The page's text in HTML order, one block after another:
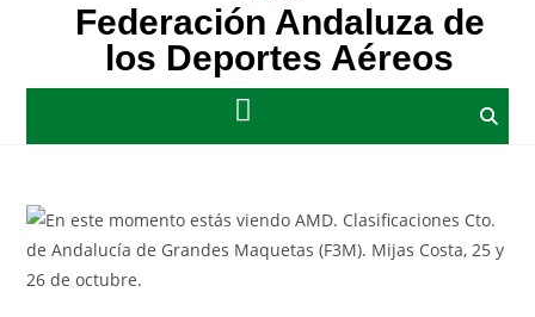
Federación Andaluza de
los Deportes Aéreos